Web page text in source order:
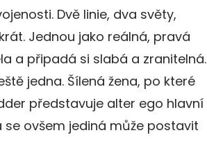
Dvě linie, dva světy,
Jednou jako reálná, pravá
a připadá si slabá a zranitelná.
jedna. Šílená žena, po které
představuje alter ego hlavní
ovšem jediná může postavit